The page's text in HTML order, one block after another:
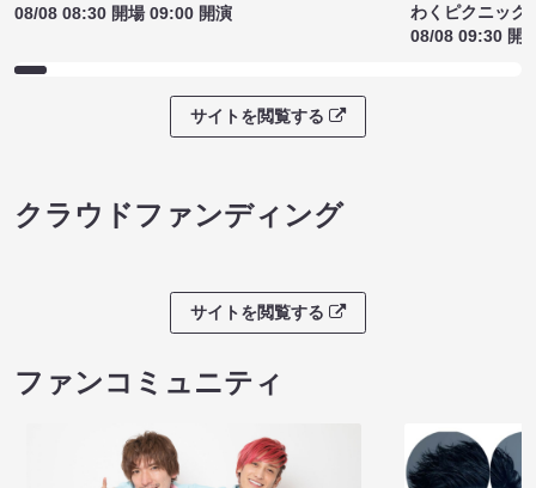
08/08 08:30 開場 09:00 開演
わくピクニック
08/08 09:30 開
サイトを閲覧する
クラウドファンディング
サイトを閲覧する
ファンコミュニティ